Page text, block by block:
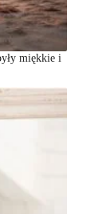
miękkie i